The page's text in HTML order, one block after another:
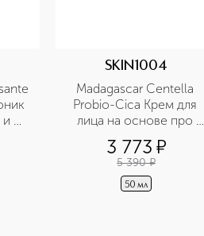
и
SKIN1004
Madagascar Centella
Probio-Cica Крем для
лица на основе про
пребиотиков с
антивозрастным
эффектом
3 773 ¤
5 390 ¤
50 мл